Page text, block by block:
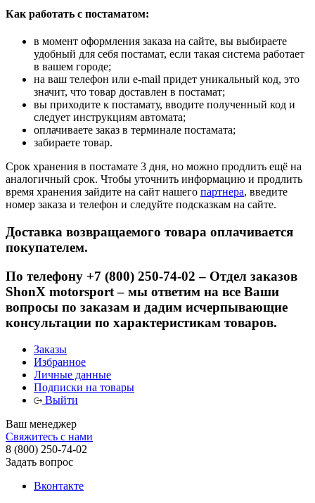
Как работать с постаматом:
в момент оформления заказа на сайте, вы выбираете
удобный для себя постамат, если такая система работает
в вашем городе;
на ваш телефон или e-mail придет уникальный код, это
значит, что товар доставлен в постамат;
вы приходите к постамату, вводите полученный код и
следует инструкциям автомата;
оплачиваете заказ в терминале постамата;
забираете товар.
Срок хранения в постамате 3 дня, но можно продлить ещё на
аналогичный срок. Чтобы уточнить информацию и продлить
время хранения зайдите на сайт нашего партнера, введите
номер заказа и телефон и следуйте подсказкам на сайте.
Доставка возвращаемого товара оплачивается
покупателем.
По телефону +7 (800) 250-74-02 – Отдел заказов
ShonX motorsport – мы ответим на все Ваши
вопросы по заказам и дадим исчерпывающие
консультации по характеристикам товаров.
Заказы
Избранное
Личные данные
Подписки на товары
Выйти
Ваш менеджер
Свяжитесь с нами
8 (800) 250-74-02
Задать вопрос
Вконтакте